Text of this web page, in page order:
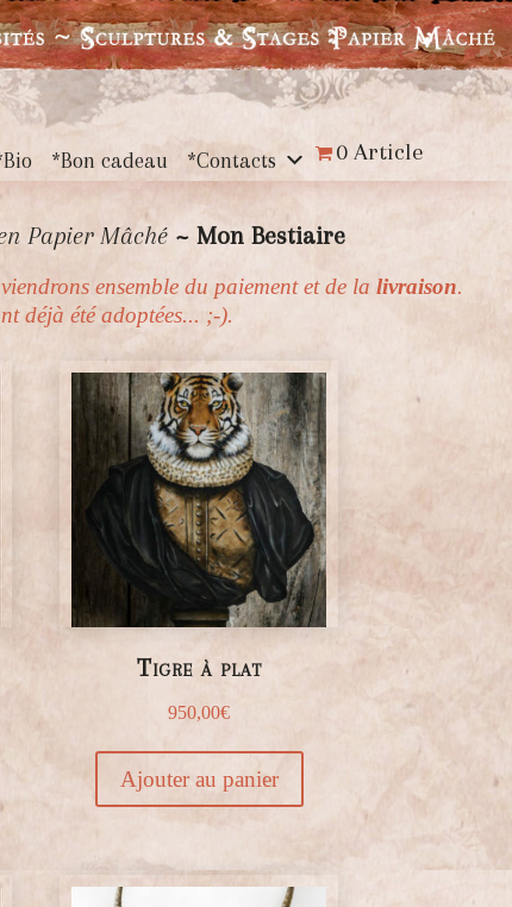
*Bon cadeau *Contacts 0 Article
Papier Mâché~ Mon Bestiaire
ensemble du paiement et de la livraison.
déjà été adoptées... ;-).
Tigre à plat
950,00€
Ajouter au panier